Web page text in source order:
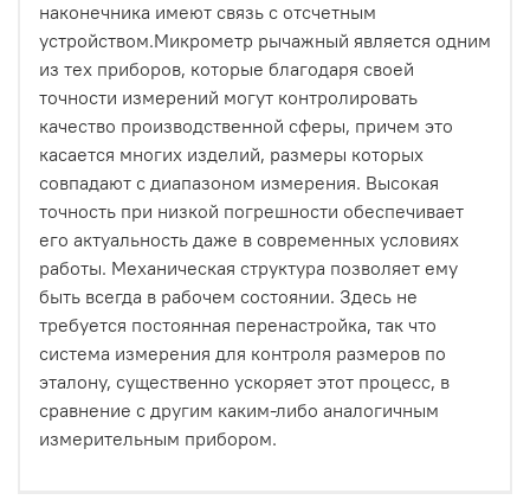
наконечника имеют связь с отсчетным
устройством.Микрометр рычажный является одним
из тех приборов, которые благодаря своей
точности измерений могут контролировать
качество производственной сферы, причем это
касается многих изделий, размеры которых
совпадают с диапазоном измерения. Высокая
точность при низкой погрешности обеспечивает
его актуальность даже в современных условиях
работы. Механическая структура позволяет ему
быть всегда в рабочем состоянии. Здесь не
требуется постоянная перенастройка, так что
система измерения для контроля размеров по
эталону, существенно ускоряет этот процесс, в
сравнение с другим каким-либо аналогичным
измерительным прибором.